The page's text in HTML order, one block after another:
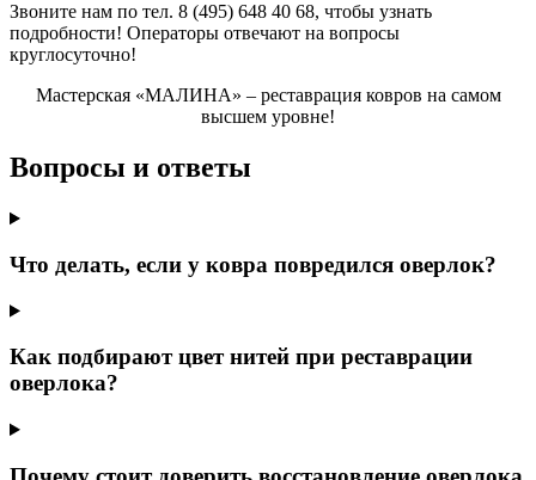
Звоните нам по тел. 8 (495) 648 40 68, чтобы узнать
подробности! Операторы отвечают на вопросы
круглосуточно!
Мастерская «МАЛИНА» – реставрация ковров на самом
высшем уровне!
Вопросы и ответы
Что делать, если у ковра повредился оверлок?
Как подбирают цвет нитей при реставрации
оверлока?